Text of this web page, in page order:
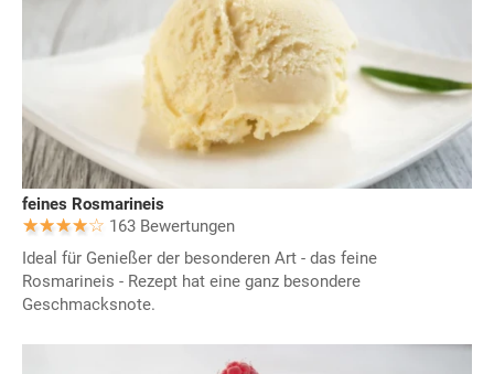
feines Rosmarineis
163 Bewertungen
Ideal für Genießer der besonderen Art - das feine
Rosmarineis - Rezept hat eine ganz besondere
Geschmacksnote.